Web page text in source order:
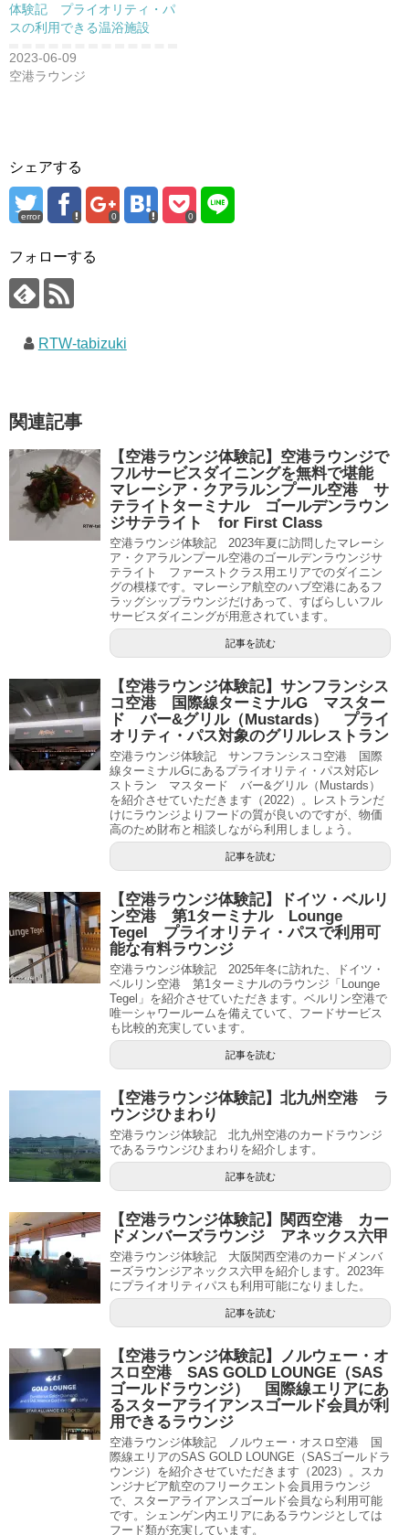
体験記 プライオリティ・パ
スの利用できる温浴施設
2023-06-09
空港ラウンジ
シェアする
error 0 0
フォローする
RTW-tabizuki
関連記事
【空港ラウンジ体験記】空港ラウンジで
フルサービスダイニングを無料で堪能
マレーシア・クアラルンプール空港 サ
テライトターミナル ゴールデンラウン
ジサテライト for First Class
空港ラウンジ体験記 2023年夏に訪問したマレーシ
ア・クアラルンプール空港のゴールデンラウンジサ
テライト ファーストクラス用エリアでのダイニン
グの模様です。マレーシア航空のハブ空港にあるフ
ラッグシップラウンジだけあって、すばらしいフル
サービスダイニングが用意されています。
記事を読む
【空港ラウンジ体験記】サンフランシス
コ空港 国際線ターミナルG マスター
ド バー&グリル（Mustards） プライ
オリティ・パス対象のグリルレストラン
空港ラウンジ体験記 サンフランシスコ空港 国際
線ターミナルGにあるプライオリティ・パス対応レ
ストラン マスタード バー&グリル（Mustards）
を紹介させていただきます（2022）。レストランだ
けにラウンジよりフードの質が良いのですが、物価
高のため財布と相談しながら利用しましょう。
記事を読む
【空港ラウンジ体験記】ドイツ・ベルリ
ン空港 第1ターミナル Lounge
Tegel プライオリティ・パスで利用可
能な有料ラウンジ
空港ラウンジ体験記 2025年冬に訪れた、ドイツ・
ベルリン空港 第1ターミナルのラウンジ「Lounge
Tegel」を紹介させていただきます。ベルリン空港で
唯一シャワールームを備えていて、フードサービス
も比較的充実しています。
記事を読む
【空港ラウンジ体験記】北九州空港 ラ
ウンジひまわり
空港ラウンジ体験記 北九州空港のカードラウンジ
であるラウンジひまわりを紹介します。
記事を読む
【空港ラウンジ体験記】関西空港 カー
ドメンバーズラウンジ アネックス六甲
空港ラウンジ体験記 大阪関西空港のカードメンバ
ーズラウンジアネックス六甲を紹介します。2023年
にプライオリティパスも利用可能になりました。
記事を読む
【空港ラウンジ体験記】ノルウェー・オ
スロ空港 SAS GOLD LOUNGE（SAS
ゴールドラウンジ） 国際線エリアにあ
るスターアライアンスゴールド会員が利
用できるラウンジ
空港ラウンジ体験記 ノルウェー・オスロ空港 国
際線エリアのSAS GOLD LOUNGE（SASゴールドラ
ウンジ）を紹介させていただきます（2023）。スカ
ンジナビア航空のフリークエント会員用ラウンジ
で、スターアライアンスゴールド会員なら利用可能
です。シェンゲン内エリアにあるラウンジとしては
フード類が充実しています。